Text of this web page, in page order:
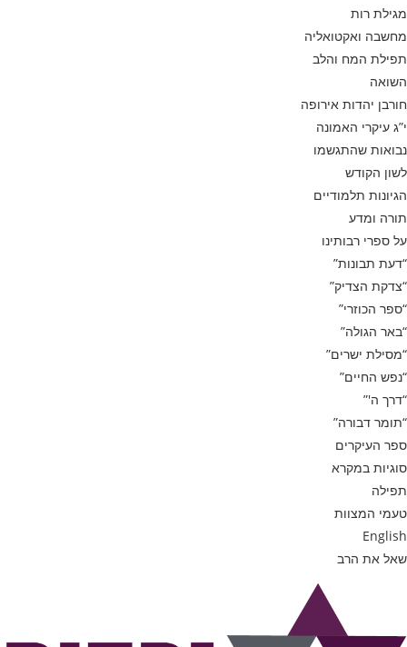
מגילת רות
מחשבה ואקטואליה
תפילת המח והלב
השואה
חורבן יהדות אירופה
י”ג עיקרי האמונה
נבואות שהתגשמו
לשון הקודש
הגיונות תלמודיים
תורה ומדע
על ספרי רבותינו
“דעת תבונות”
“צדקת הצדיק”
“ספר הכוזרי”
“באר הגולה”
“מסילת ישרים”
“נפש החיים”
“דרך ה'”
“תומר דבורה”
ספר העיקרים
סוגיות במקרא
תפילה
טעמי המצוות
English
שאל את הרב